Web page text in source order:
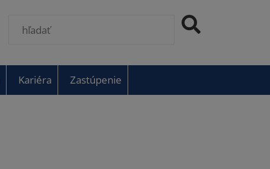
Kariéra Zastúpenie